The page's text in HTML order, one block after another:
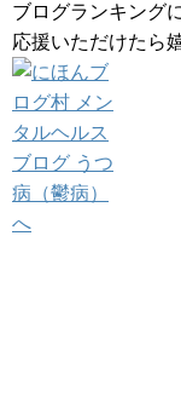
ブログランキング
応援いただけたら